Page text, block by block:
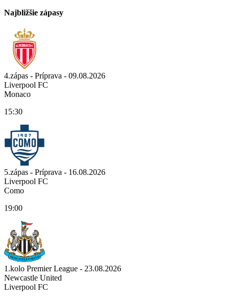
Najbližšie zápasy
4.zápas - Príprava - 09.08.2026
Liverpool FC
Monaco
15:30
5.zápas - Príprava - 16.08.2026
Liverpool FC
Como
19:00
1.kolo Premier League - 23.08.2026
Newcastle United
Liverpool FC